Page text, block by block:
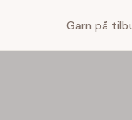
Garn på